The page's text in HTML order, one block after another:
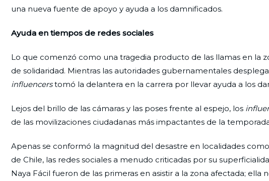
una nueva fuente de apoyo y ayuda a los damnificados.
Ayuda en tiempos de redes sociales
Lo que comenzó como una tragedia producto de las llamas en la
de solidaridad. Mientras las autoridades gubernamentales
influencerstomó la delantera en la carrera por llevar ayuda a los
Lejos del brillo de las cámaras y las poses frente al espejo, los
de las movilizaciones ciudadanas más impactantes de la
Apenas se conformó la magnitud del desastre en localidades
de Chile, las redes sociales a menudo criticadas por su
Naya Fácil fueron de las primeras en asistir a la zona afectada;